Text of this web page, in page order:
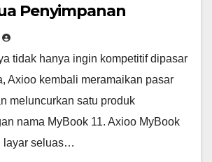
Penyimpanan
tidak hanya ingin kompetitif dipasar
Axioo kembali meramaikan pasar
meluncurkan satu produk
nama MyBook 11. Axioo MyBook
layar seluas…